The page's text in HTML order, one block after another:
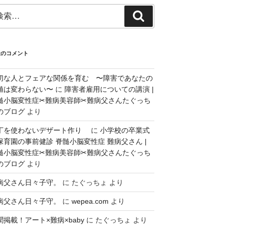
索
コメント
な人とフェアな関係を育む 〜障害であなたの
は変わらない〜 に 障害者雇用についての講演 |
小脳変性症✂︎難病美容師✂︎難病父さんたぐっち
ブログより
を使わないデザート作り に 小学校の卒業式
育園の事前健診 脊髄小脳変性症 難病父さん |
小脳変性症✂︎難病美容師✂︎難病父さんたぐっち
ブログより
父さん日々子守。 に たぐっちょ より
父さん日々子守。 に wepea.com より
掲載！アート×難病×babyに たぐっちょ より